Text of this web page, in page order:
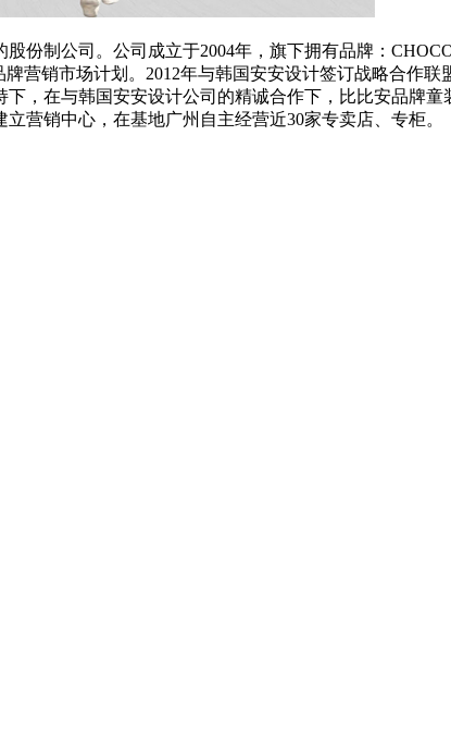
制公司。公司成立于2004年，旗下拥有品牌：
营销市场计划。2012年与韩国安安设计签订战略合作联
在与韩国安安设计公司的精诚合作下，比比安品牌童
营销中心，在基地广州自主经营近30家专卖店、专柜。